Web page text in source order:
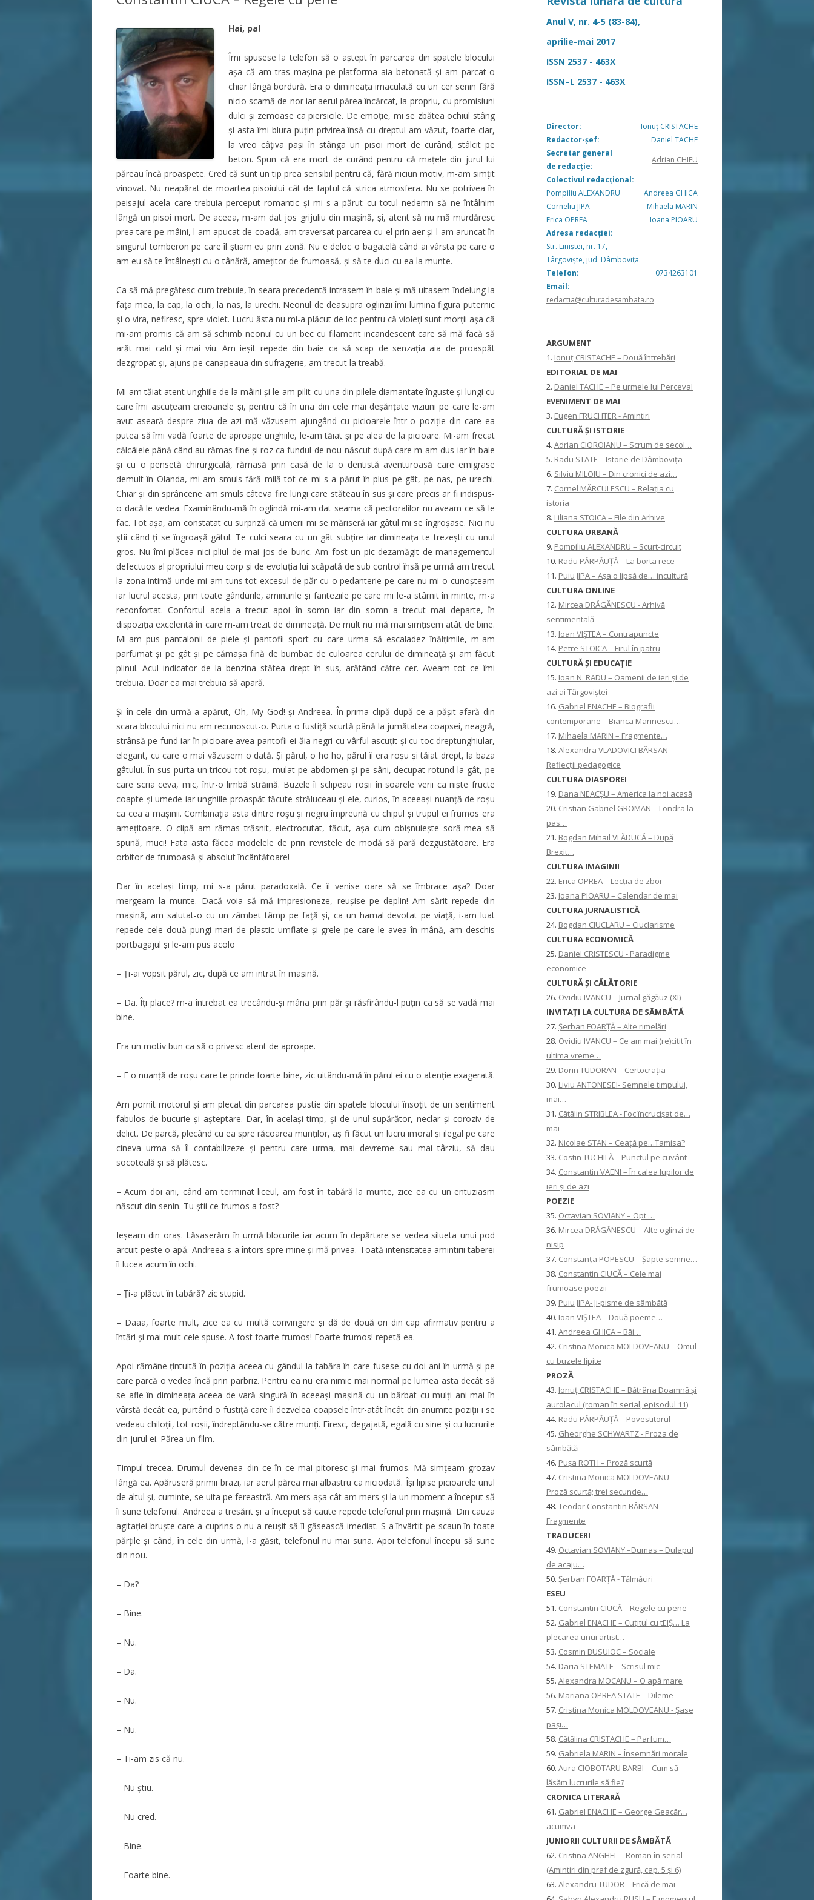
Hai, pa!
Îmi spusese la telefon să o aştept în parcarea din spatele blocului
așa că am tras maşina pe platforma aia betonată și am parcat-o
chiar lângă bordură. Era o dimineața imaculată cu un cer senin fără
nicio scamă de nor iar aerul părea încărcat, la propriu, cu promisiuni
dulci și zemoase ca piersicile. De emoție, mi se zbătea ochiul stâng
și asta îmi blura puțin privirea însă cu dreptul am văzut, foarte clar,
la vreo câțiva pași în stânga un pisoi mort de curând, stâlcit pe
beton. Spun că era mort de curând pentru că mațele din jurul lui
păreau încă proaspete. Cred că sunt un tip prea sensibil pentru că, fără niciun motiv, m-am simțit
vinovat. Nu neapărat de moartea pisoiului cât de faptul că strica atmosfera. Nu se potrivea în
peisajul acela care trebuia perceput romantic și mi s-a părut cu totul nedemn să ne întâlnim
lângă un pisoi mort. De aceea, m-am dat jos grijuliu din mașină, și, atent să nu mă murdăresc
prea tare pe mâini, l-am apucat de coadă, am traversat parcarea cu el prin aer și l-am aruncat în
singurul tomberon pe care îl știam eu prin zonă. Nu e deloc o bagatelă când ai vârsta pe care o
am eu să te întâlnești cu o tânără, amețitor de frumoasă, și să te duci cu ea la munte.
Ca să mă pregătesc cum trebuie, în seara precedentă intrasem în baie și mă uitasem îndelung la
fața mea, la cap, la ochi, la nas, la urechi. Neonul de deasupra oglinzii îmi lumina figura puternic
și o vira, nefiresc, spre violet. Lucru ăsta nu mi-a plăcut de loc pentru că violeți sunt morții așa că
mi-am promis că am să schimb neonul cu un bec cu filament incandescent care să mă facă să
arăt mai cald și mai viu. Am ieșit repede din baie ca să scap de senzația aia de proaspăt
dezgropat și, ajuns pe canapeaua din sufragerie, am trecut la treabă.
Mi-am tăiat atent unghiile de la mâini şi le-am pilit cu una din pilele diamantate înguste şi lungi cu
care îmi ascuţeam creioanele și, pentru că în una din cele mai deșănțate viziuni pe care le-am
avut aseară despre ziua de azi mă văzusem ajungând cu picioarele într-o poziție din care ea
putea să îmi vadă foarte de aproape unghiile, le-am tăiat și pe alea de la picioare. Mi-am frecat
călcâiele până când au rămas fine și roz ca fundul de nou-născut după care m-am dus iar în baie
și cu o pensetă chirurgicală, rămasă prin casă de la o dentistă aventuroasă care emigrase
demult în Olanda, mi-am smuls fără milă tot ce mi s-a părut în plus pe gât, pe nas, pe urechi.
Chiar și din sprâncene am smuls câteva fire lungi care stăteau în sus şi care precis ar fi indispus-
o dacă le vedea. Examinându-mă în oglindă mi-am dat seama că pectoralilor nu aveam ce să le
fac. Tot așa, am constatat cu surpriză că umerii mi se măriseră iar gâtul mi se îngroșase. Nici nu
ştii când ţi se îngroaşă gâtul. Te culci seara cu un gât subțire iar dimineața te trezeşti cu unul
gros. Nu îmi plăcea nici pliul de mai jos de buric. Am fost un pic dezamăgit de managementul
defectuos al propriului meu corp și de evoluţia lui scăpată de sub control însă pe urmă am trecut
la zona intimă unde mi-am tuns tot excesul de păr cu o pedanterie pe care nu mi-o cunoşteam
iar lucrul acesta, prin toate gândurile, amintirile şi fanteziile pe care mi le-a stârnit în minte, m-a
reconfortat. Confortul acela a trecut apoi în somn iar din somn a trecut mai departe, în
dispoziţia excelentă în care m-am trezit de dimineaţă. De mult nu mă mai simțisem atât de bine.
Mi-am pus pantalonii de piele şi pantofii sport cu care urma să escaladez înălţimile, m-am
parfumat și pe gât și pe cămaşa fină de bumbac de culoarea cerului de dimineaţă și am făcut
plinul. Acul indicator de la benzina stătea drept în sus, arătând către cer. Aveam tot ce îmi
trebuia. Doar ea mai trebuia să apară.
Şi în cele din urmă a apărut, Oh, My God! și Andreea. În prima clipă după ce a pășit afară din
scara blocului nici nu am recunoscut-o. Purta o fustiţă scurtă până la jumătatea coapsei, neagră,
strânsă pe fund iar în picioare avea pantofii ei ăia negri cu vârful ascuţit şi cu toc dreptunghiular,
elegant, cu care o mai văzusem o dată. Şi părul, o ho ho, părul îi era roşu şi tăiat drept, la baza
gâtului. În sus purta un tricou tot roşu, mulat pe abdomen şi pe sâni, decupat rotund la gât, pe
care scria ceva, mic, într-o limbă străină. Buzele îi sclipeau roşii în soarele verii ca niște fructe
coapte și umede iar unghiile proaspăt făcute străluceau şi ele, curios, în aceeaşi nuanţă de roşu
ca cea a maşinii. Combinaţia asta dintre roşu şi negru împreună cu chipul şi trupul ei frumos era
amețitoare. O clipă am rămas trăsnit, electrocutat, făcut, așa cum obișnuiește soră-mea să
spună, muci! Fata asta făcea modelele de prin revistele de modă să pară dezgustătoare. Era
orbitor de frumoasă și absolut încântătoare!
Dar în acelaşi timp, mi s-a părut paradoxală. Ce îi venise oare să se îmbrace aşa? Doar
mergeam la munte. Dacă voia să mă impresioneze, reușise pe deplin! Am sărit repede din
maşină, am salutat-o cu un zâmbet tâmp pe față şi, ca un hamal devotat pe viață, i-am luat
repede cele două pungi mari de plastic umflate şi grele pe care le avea în mână, am deschis
portbagajul şi le-am pus acolo
– Ţi-ai vopsit părul, zic, după ce am intrat în mașină.
– Da. Îţi place? m-a întrebat ea trecându-şi mâna prin păr şi răsfirându-l puţin ca să se vadă mai
bine.
Era un motiv bun ca să o privesc atent de aproape.
– E o nuanţă de roşu care te prinde foarte bine, zic uitându-mă în părul ei cu o atenţie exagerată.
Am pornit motorul şi am plecat din parcarea pustie din spatele blocului însoţit de un sentiment
fabulos de bucurie şi aşteptare. Dar, în acelaşi timp, şi de unul supărător, neclar şi coroziv de
delict. De parcă, plecând cu ea spre răcoarea munţilor, aș fi făcut un lucru imoral şi ilegal pe care
cineva urma să îl contabilizeze şi pentru care urma, mai devreme sau mai târziu, să dau
socoteală şi să plătesc.
– Acum doi ani, când am terminat liceul, am fost în tabără la munte, zice ea cu un entuziasm
născut din senin. Tu ştii ce frumos a fost?
Ieşeam din oraş. Lăsaserăm în urmă blocurile iar acum în depărtare se vedea silueta unui pod
arcuit peste o apă. Andreea s-a întors spre mine și mă privea. Toată intensitatea amintirii taberei
îi lucea acum în ochi.
– Ţi-a plăcut în tabără? zic stupid.
– Daaa, foarte mult, zice ea cu multă convingere și dă de două ori din cap afirmativ pentru a
întări şi mai mult cele spuse. A fost foarte frumos! Foarte frumos! repetă ea.
Apoi rămâne ţintuită în poziţia aceea cu gândul la tabăra în care fusese cu doi ani în urmă şi pe
care parcă o vedea încă prin parbriz. Pentru ea nu era nimic mai normal pe lumea asta decât să
se afle în dimineaţa aceea de vară singură în aceeași mașină cu un bărbat cu mulți ani mai în
vârstă decât ea, purtând o fustiţă care îi dezvelea coapsele într-atât încât din anumite poziţii i se
vedeau chiloţii, tot roșii, îndreptându-se către munţi. Firesc, degajată, egală cu sine şi cu lucrurile
din jurul ei. Părea un film.
Timpul trecea. Drumul devenea din ce în ce mai pitoresc şi mai frumos. Mă simțeam grozav
lângă ea. Apăruseră primii brazi, iar aerul părea mai albastru ca niciodată. Îşi lipise picioarele unul
de altul şi, cuminte, se uita pe fereastră. Am mers așa cât am mers și la un moment a început să
îi sune telefonul. Andreea a tresărit şi a început să caute repede telefonul prin maşină. Din cauza
agitaţiei bruşte care a cuprins-o nu a reuşit să îl găsească imediat. S-a învârtit pe scaun în toate
părţile şi când, în cele din urmă, l-a găsit, telefonul nu mai suna. Apoi telefonul începu să sune
din nou.
– Da?
– Bine.
– Nu.
– Da.
– Nu.
– Nu.
– Ti-am zis că nu.
– Nu ştiu.
– Nu cred.
– Bine.
– Foarte bine.
Anul V, nr. 4-5 (83-84),
aprilie-mai 2017
ISSN 2537 - 463X
ISSN–L 2537 - 463X
Director:
Ionuț CRISTACHE
Redactor-șef:
Daniel TACHE
Secretar general
de redacție:
Adrian CHIFU
Colectivul redacțional:
Pompiliu ALEXANDRU
Andreea GHICA
Corneliu JIPA
Mihaela MARIN
Erica OPREA
Ioana PIOARU
Adresa redacției:
Str. Liniștei, nr. 17,
Târgoviște, jud. Dâmbovița.
Telefon:
0734263101
Email:
redactia@culturadesambata.ro
ARGUMENT
1. Ionuț CRISTACHE – Două întrebări
EDITORIAL DE MAI
2. Daniel TACHE – Pe urmele lui Perceval
EVENIMENT DE MAI
3. Eugen FRUCHTER - Amintiri
CULTURĂ ŞI ISTORIE
4. Adrian CIOROIANU – Scrum de secol…
5. Radu STATE – Istorie de Dâmbovița
6. Silviu MILOIU – Din cronici de azi…
7. Cornel MĂRCULESCU – Relația cu
istoria
8. Liliana STOICA – File din Arhive
CULTURA URBANĂ
9. Pompiliu ALEXANDRU – Scurt-circuit
10. Radu PĂRPĂUȚĂ – La borta rece
11. Puiu JIPA – Așa o lipsă de… incultură
CULTURA ONLINE
12. Mircea DRĂGĂNESCU - Arhivă
sentimentală
13. Ioan VIȘTEA – Contrapuncte
14. Petre STOICA – Firul în patru
CULTURĂ ŞI EDUCAŢIE
15. Ioan N. RADU – Oamenii de ieri și de
azi ai Târgoviștei
16. Gabriel ENACHE – Biografii
contemporane – Bianca Marinescu…
17. Mihaela MARIN – Fragmente…
18. Alexandra VLADOVICI BÂRSAN –
Reflecții pedagogice
CULTURA DIASPOREI
19. Dana NEACȘU – America la noi acasă
20. Cristian Gabriel GROMAN – Londra la
pas…
21. Bogdan Mihail VLĂDUCĂ – După
Brexit…
CULTURA IMAGINII
22. Erica OPREA – Lecția de zbor
23. Ioana PIOARU – Calendar de mai
CULTURA JURNALISTICĂ
24. Bogdan CIUCLARU – Ciuclarisme
CULTURA ECONOMICĂ
25. Daniel CRISTESCU - Paradigme
economice
CULTURĂ ȘI CĂLĂTORIE
26. Ovidiu IVANCU – Jurnal găgăuz (XI)
INVITAŢI LA CULTURA DE SÂMBĂTĂ
27. Șerban FOARȚĂ – Alte rimelări
28. Ovidiu IVANCU – Ce am mai (re)citit în
ultima vreme…
29. Dorin TUDORAN – Certocrația
30. Liviu ANTONESEI- Semnele timpului,
mai…
31. Cătălin STRIBLEA - Foc încrucișat de…
mai
32. Nicolae STAN – Ceață pe…Tamisa?
33. Costin TUCHILĂ – Punctul pe cuvânt
34. Constantin VAENI – În calea lupilor de
ieri și de azi
POEZIE
35. Octavian SOVIANY – Opt …
36. Mircea DRĂGĂNESCU – Alte oglinzi de
nisip
37. Constanţa POPESCU – Șapte semne…
38. Constantin CIUCĂ – Cele mai
frumoase poezii
39. Puiu JIPA- Ji-pisme de sâmbătă
40. Ioan VIȘTEA – Două poeme…
41. Andreea GHICA – Băi…
42. Cristina Monica MOLDOVEANU – Omul
cu buzele lipite
PROZĂ
43. Ionuţ CRISTACHE – Bătrâna Doamnă și
aurolacul (roman în serial, episodul 11)
44. Radu PĂRPĂUȚĂ – Povestitorul
45. Gheorghe SCHWARTZ - Proza de
sâmbătă
46. Pușa ROTH – Proză scurtă
47. Cristina Monica MOLDOVEANU –
Proză scurtă; trei secunde…
48. Teodor Constantin BÂRSAN -
Fragmente
TRADUCERI
49. Octavian SOVIANY –Dumas – Dulapul
de acaju…
50. Șerban FOARȚĂ - Tălmăciri
ESEU
51. Constantin CIUCĂ – Regele cu pene
52. Gabriel ENACHE – Cuțitul cu tEIȘ… La
plecarea unui artist…
53. Cosmin BUSUIOC – Sociale
54. Daria STEMATE – Scrisul mic
55. Alexandra MOCANU – O apă mare
56. Mariana OPREA STATE – Dileme
57. Cristina Monica MOLDOVEANU - Șase
pași…
58. Cătălina CRISTACHE – Parfum…
59. Gabriela MARIN – Însemnări morale
60. Aura CIOBOTARU BARBI – Cum să
lăsăm lucrurile să fie?
CRONICA LITERARĂ
61. Gabriel ENACHE – George Geacăr…
acumva
JUNIORII CULTURII DE SÂMBĂTĂ
62. Cristina ANGHEL – Roman în serial
(Amintiri din praf de zgură, cap. 5 și 6)
63. Alexandru TUDOR – Frică de mai